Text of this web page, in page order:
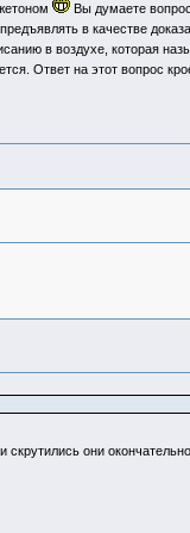
Вы думаете
в качестве
в воздухе, которая
Ответ на этот вопрос
они